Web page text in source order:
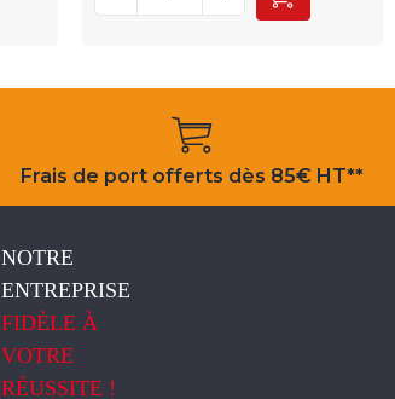
Frais de port offerts dès 85€ HT**
NOTRE
ENTREPRISE
FIDÈLE À
VOTRE
RÉUSSITE !